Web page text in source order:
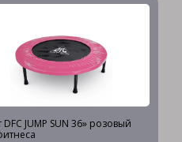
DFC JUMP SUN 36» розовый